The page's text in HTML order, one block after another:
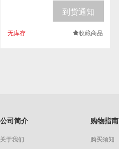
到货通知
无库存 .收藏商品
公司简介
关于我们
购物指南
购买须知